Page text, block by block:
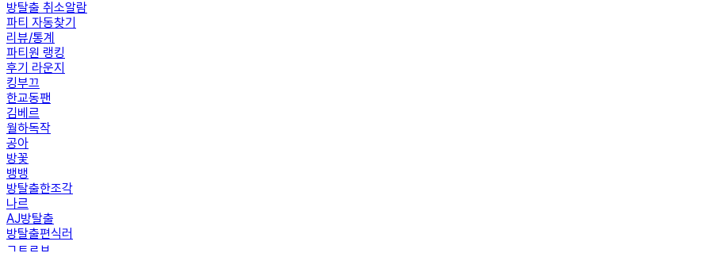
방탈출 취소알람
파티 자동찾기
리뷰/통계
파티원 랭킹
후기 라운지
킹부끄
한교동팬
김베르
월하독작
공아
방꽃
뱅뱅
방탈출한조각
나르
AJ방탈출
방탈출편식러
ㄱㅌㄹㅂ